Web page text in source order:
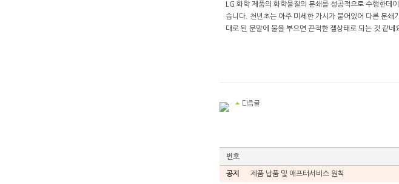
LG 화학 제품의 화학물질의 분쇄를 성공적으로 수행한
습니다. 천년초는 아주 미세한 가시가 붙어있어 다른 분쇄
대로 된 분말에 물을 부으면 끈적한 젤상태로 되는 것 같네
번호
공지 제품 납품 및 애프터서비스 원칙